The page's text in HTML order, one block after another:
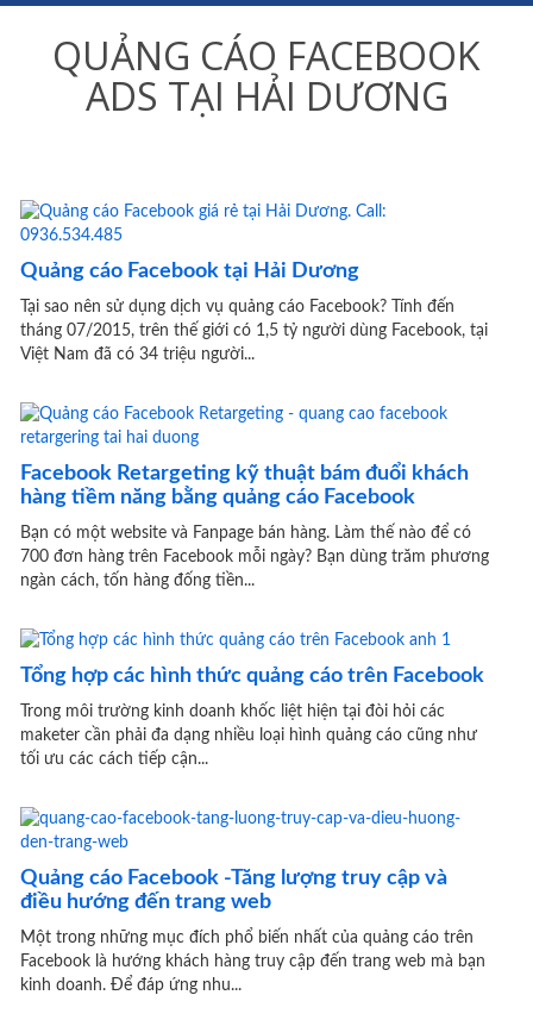
QUẢNG CÁO FACEBOOK
ADS TẠI HẢI DƯƠNG
Quảng cáo Facebook tại Hải Dương
Tại sao nên sử dụng dịch vụ quảng cáo Facebook? Tính đến
tháng 07/2015, trên thế giới có 1,5 tỷ người dùng Facebook, tại
Việt Nam đã có 34 triệu người...
Facebook Retargeting kỹ thuật bám đuổi khách
hàng tiềm năng bằng quảng cáo Facebook
Bạn có một website và Fanpage bán hàng. Làm thế nào để có
700 đơn hàng trên Facebook mỗi ngày? Bạn dùng trăm phương
ngàn cách, tốn hàng đống tiền...
Tổng hợp các hình thức quảng cáo trên Facebook
Trong môi trường kinh doanh khốc liệt hiện tại đòi hỏi các
maketer cần phải đa dạng nhiều loại hình quảng cáo cũng như
tối ưu các cách tiếp cận...
Quảng cáo Facebook -Tăng lượng truy cập và
điều hướng đến trang web
Một trong những mục đích phổ biến nhất của quảng cáo trên
Facebook là hướng khách hàng truy cập đến trang web mà bạn
kinh doanh. Để đáp ứng nhu...